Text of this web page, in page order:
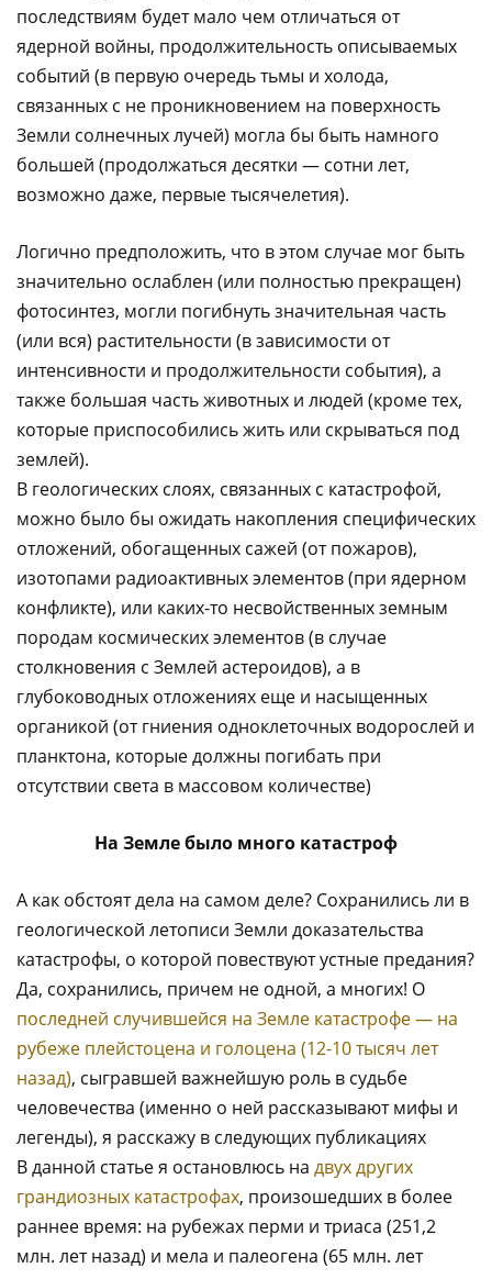
последствиям будет мало чем отличаться от
ядерной войны, продолжительность описываемых
событий (в первую очередь тьмы и холода,
связанных с не проникновением на поверхность
Земли солнечных лучей) могла бы быть намного
большей (продолжаться десятки — сотни лет,
возможно даже, первые тысячелетия).
Логично предположить, что в этом случае мог быть
значительно ослаблен (или полностью прекращен)
фотосинтез, могли погибнуть значительная часть
(или вся) растительности (в зависимости от
интенсивности и продолжительности события), а
также большая часть животных и людей (кроме тех,
которые приспособились жить или скрываться под
землей).
В геологических слоях, связанных с катастрофой,
можно было бы ожидать накопления специфических
отложений, обогащенных сажей (от пожаров),
изотопами радиоактивных элементов (при ядерном
конфликте), или каких-то несвойственных земным
породам космических элементов (в случае
столкновения с Землей астероидов), а в
глубоководных отложениях еще и насыщенных
органикой (от гниения одноклеточных водорослей и
планктона, которые должны погибать при
отсутствии света в массовом количестве)
На Земле было много катастроф
А как обстоят дела на самом деле? Сохранились ли в
геологической летописи Земли доказательства
катастрофы, о которой повествуют устные предания?
Да, сохранились, причем не одной, а многих! О
последней случившейся на Земле катастрофе — на
рубеже плейстоцена и голоцена (12-10 тысяч лет
назад), сыгравшей важнейшую роль в судьбе
человечества (именно о ней рассказывают мифы и
легенды), я расскажу в следующих публикациях
В данной статье я остановлюсь на двух других
грандиозных катастрофах, произошедших в более
раннее время: на рубежах перми и триаса (251,2
млн. лет назад) и мела и палеогена (65 млн. лет